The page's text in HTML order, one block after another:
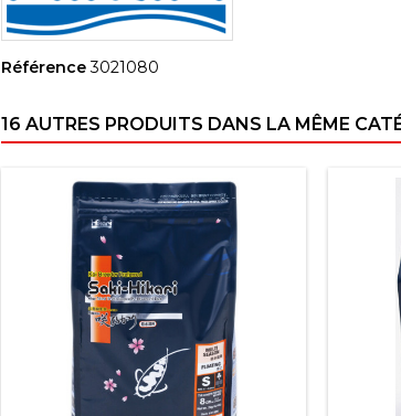
Référence 3021080
16 AUTRES PRODUITS DANS LA MÊME